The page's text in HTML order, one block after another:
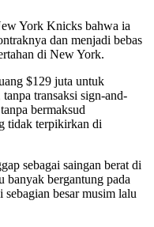
York Knicks bahwa ia
dan menjadi bebas
di New York.
$129 juta untuk
transaksi sign-and-
bermaksud
tidak terpikirkan di
sebagai saingan berat di
bergantung pada
besar musim lalu